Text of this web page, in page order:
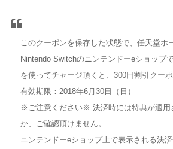
このクーポンを保存した状態で、任天堂ホ
Nintendo Switchのニンテンドーeショップ
を使ってチャージ頂くと、300円割引クー
有効期限：2018年6月30日（日）
※ご注意ください※ 決済時には特典が適用
か、ご確認頂けません。
ニンテンドーeショップ上で表示される決